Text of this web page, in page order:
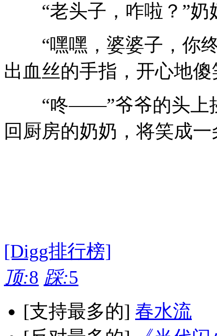
“老头子，咋啦？”
“嘿嘿，婆婆子，你
出血丝的手指，开心地傻
“咚——”爷爷的头上
回厨房的奶奶，将笑成
[Digg排行榜]
顶:8 踩:5
[支持最多的] 春水流